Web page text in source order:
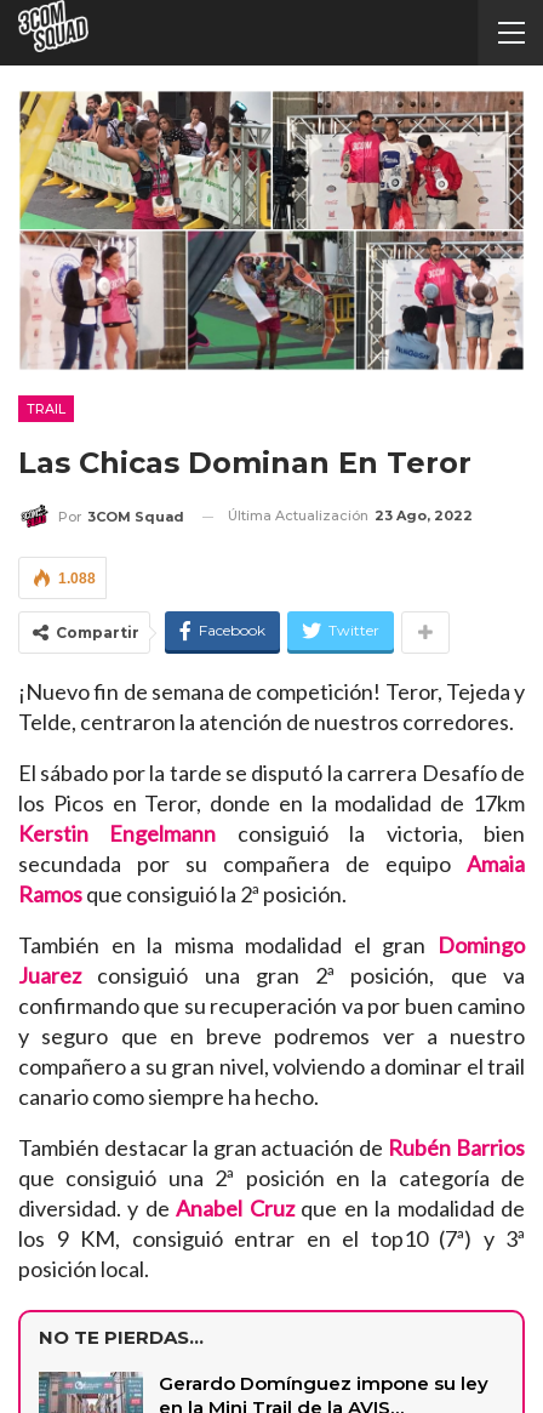
TRAIL
Las Chicas Dominan En Teror
Por 3COM Squad Última Actualización 23 Ago, 2022
1.088
Compartir Facebook Twitter
¡Nuevo fin de semana de competición! Teror, Tejeda y
Telde, centraron la atención de nuestros corredores.
El sábado por la tarde se disputó la carrera Desafío de
los Picos en Teror, donde en la modalidad de 17km
Kerstin Engelmann consiguió la victoria, bien
secundada por su compañera de equipo Amaia
Ramosque consiguió la 2ª posición.
También en la misma modalidad el gran Domingo
Juarezconsiguió una gran 2ª posición, que va
confirmando que su recuperación va por buen camino
y seguro que en breve podremos ver a nuestro
compañero a su gran nivel, volviendo a dominar el trail
canario como siempre ha hecho.
También destacar la gran actuación de Rubén Barrios
que consiguió una 2ª posición en la categoría de
diversidad. y deAnabel Cruzque en la modalidad de
los 9 KM, consiguió entrar en el top10 (7ª) y 3ª
posición local.
NO TE PIERDAS...
Gerardo Domínguez impone su ley
en la Mini Trail de la AVIS…